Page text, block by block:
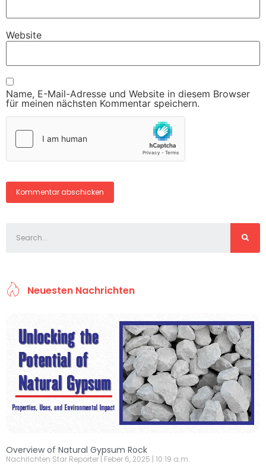
Website
Name, E-Mail-Adresse und Website in diesem Browser
für meinen nächsten Kommentar speichern.
Neuesten Nachrichten
Overview of Natural Gypsum Rock
Nachrichten Star Reporter Feber 6, 2025 10:19 a.m.